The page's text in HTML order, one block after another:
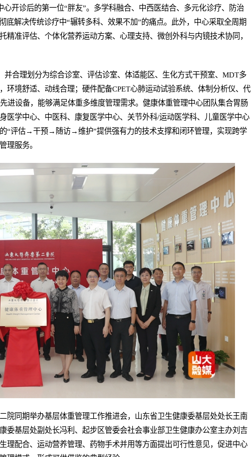
开诊后的第一位“胖友”。多学科融合、中西医结合、多元化诊疗、防治
底解决传统诊疗中“辗转多科、效果不加”的痛点。此外，中心采取全周期
准评估、个体化营养运动方案、心理支持、微创外科与内镜技术协同，
合理划分为综合诊室、评估诊室、体适能区、生化方式干预室、MDT多
环境舒适、动线合理；硬件配备CPET心肺运动试验系统、体制分析仪、代
进设备，能够满足体重多维度管理需求。健康体重管理中心团队集合胃肠
医学中心、中医科、康复医学中心、关节外科/运动医学科、儿童医学中心
“评估→干预→随访→维护”提供强有力的技术支撑和闭环管理，实现跨学
理服务。
院同期举办基层体重管理工作推进会，山东省卫生健康委基层处处长王南
委基层处副处长冯利、起步区管委会社会事业部卫生健康办公室主办刘吉
理配合、运动营养管理、药物手术并用等方面提出可行性意见，促进中心